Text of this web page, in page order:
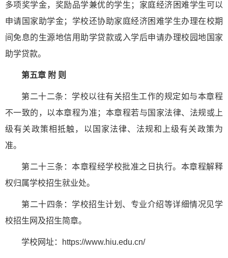
多项奖学金，奖励品学兼优的学生；家庭经济困难学生可以
申请国家助学金；学校还协助家庭经济困难学生办理在校期
间免息的生源地信用助学贷款或入学后申请办理校园地国家
助学贷款。
第五章 附 则
第二十二条：学校以往有关招生工作的规定如与本章程
不一致的，以本章程为准；本章程若与国家法律、法规或上
级有关政策相抵触，以国家法律、法规和上级有关政策为
准。
第二十三条：本章程经学校批准之日执行。本章程解释
权归属学校招生就业处。
第二十四条：学校招生计划、专业介绍等详细情况见学
校招生网及招生简章。
学校网址：https://www.hiu.edu.cn/